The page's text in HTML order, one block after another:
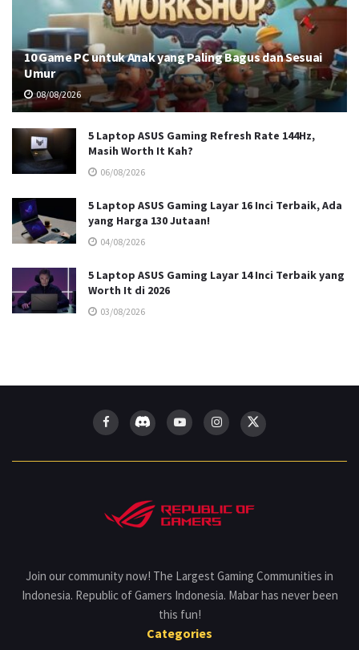
10 Game PC untuk Anak yang Paling Bagus dan Sesuai
Umur
08/08/2026
5 Laptop ASUS Gaming Refresh Rate 144Hz,
Masih Worth It Kah?
06/08/2026
5 Laptop ASUS Gaming Layar 16 Inci Terbaik, Ada
yang Harga 130 Jutaan!
04/08/2026
5 Laptop ASUS Gaming Layar 14 Inci Terbaik yang
Worth It di 2026
03/08/2026
Join our community now! The Largest Gaming Communities in
Indonesia. Republic of Gamers Indonesia. Mabar has never been
this fun!
Categories